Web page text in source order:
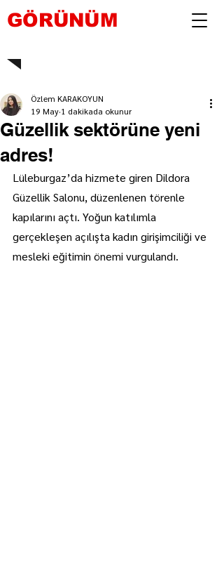
GÖRÜNÜM
Güzellik sektörüne yeni
adres!
Özlem KARAKOYUN
19 May 1 dakikada okunur
Lüleburgaz’da hizmete giren Dildora
Güzellik Salonu, düzenlenen törenle
kapılarını açtı. Yoğun katılımla
gerçekleşen açılışta kadın girişimciliği ve
mesleki eğitimin önemi vurgulandı.